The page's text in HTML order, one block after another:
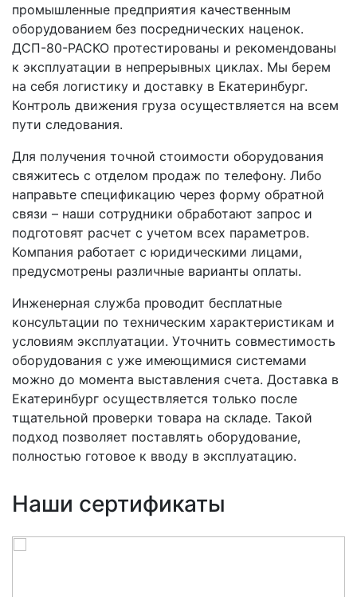
промышленные предприятия качественным
оборудованием без посреднических наценок.
ДСП-80-РАСКО протестированы и рекомендованы
к эксплуатации в непрерывных циклах. Мы берем
на себя логистику и доставку в Екатеринбург.
Контроль движения груза осуществляется на всем
пути следования.
Для получения точной стоимости оборудования
свяжитесь с отделом продаж по телефону. Либо
направьте спецификацию через форму обратной
связи – наши сотрудники обработают запрос и
подготовят расчет с учетом всех параметров.
Компания работает с юридическими лицами,
предусмотрены различные варианты оплаты.
Инженерная служба проводит бесплатные
консультации по техническим характеристикам и
условиям эксплуатации. Уточнить совместимость
оборудования с уже имеющимися системами
можно до момента выставления счета. Доставка в
Екатеринбург осуществляется только после
тщательной проверки товара на складе. Такой
подход позволяет поставлять оборудование,
полностью готовое к вводу в эксплуатацию.
Наши сертификаты